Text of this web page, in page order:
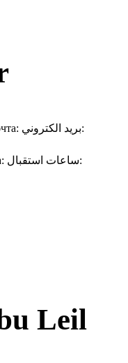
بريد الكتروني:
ساعات استقبال:
Leil